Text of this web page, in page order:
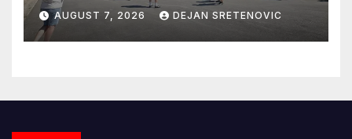
AUGUST 7, 2026 DEJAN SRETENOVIC